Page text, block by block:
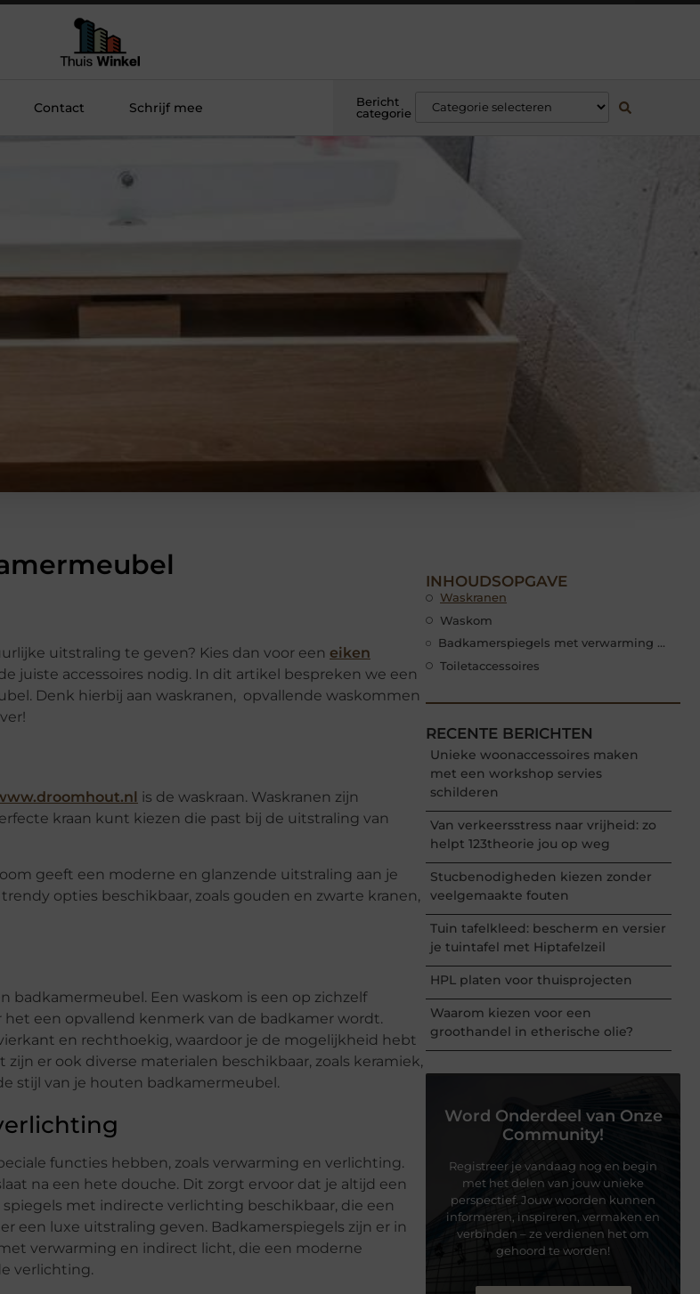
Contact Schrijf mee
Bericht
categorie
uitstraling te geven? Kies dan voor een eiken
juiste accessoires nodig. In dit artikel bespreken we een
Denk hierbij aan waskranen, opvallende waskommen
is de waskraan. Waskranen zijn
kraan kunt kiezen die past bij de uitstraling van
geeft een moderne en glanzende uitstraling aan je
opties beschikbaar, zoals gouden en zwarte kranen,
badkamermeubel. Een waskom is een op zichzelf
een opvallend kenmerk van de badkamer wordt.
en rechthoekig, waardoor je de mogelijkheid hebt
er ook diverse materialen beschikbaar, zoals keramiek,
stijl van je houten badkamermeubel.
functies hebben, zoals verwarming en verlichting.
na een hete douche. Dit zorgt ervoor dat je altijd een
met indirecte verlichting beschikbaar, die een
een luxe uitstraling geven. Badkamerspiegels zijn er in
verwarming en indirect licht, die een moderne
verlichting.
INHOUDSOPGAVE
Waskranen
Waskom
Badkamerspiegels met verwarming en verlichting
Toiletaccessoires
RECENTE BERICHTEN
Unieke woonaccessoires maken
met een workshop servies
schilderen
Van verkeersstress naar vrijheid: zo
helpt 123theorie jou op weg
Stucbenodigheden kiezen zonder
veelgemaakte fouten
Tuin tafelkleed: bescherm en versier
je tuintafel met Hiptafelzeil
HPL platen voor thuisprojecten
Waarom kiezen voor een
groothandel in etherische olie?
Word Onderdeel van Onze
Community!
Registreer je vandaag nog en begin
met het delen van jouw unieke
perspectief. Jouw woorden kunnen
informeren, inspireren, vermaken en
verbinden – ze verdienen het om
gehoord te worden!